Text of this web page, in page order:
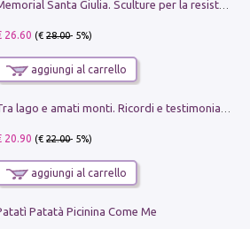
26.60 (€28.00- 5%)
aggiungi al carrello
20.90 (€22.00- 5%)
aggiungi al carrello
Patatà Picinina Come Me